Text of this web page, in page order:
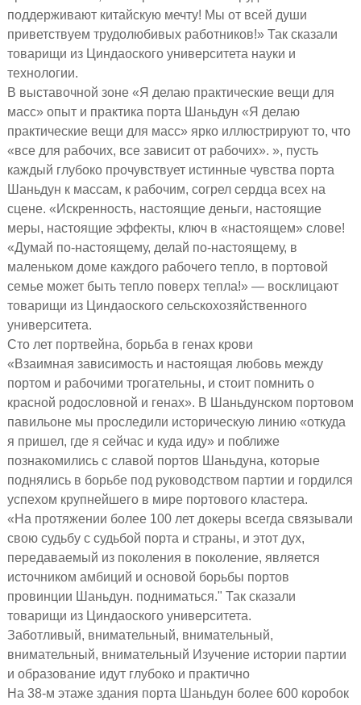
поддерживают китайскую мечту! Мы от всей души
приветствуем трудолюбивых работников!» Так сказали
товарищи из Циндаоского университета науки и
технологии.
В выставочной зоне «Я делаю практические вещи для
масс» опыт и практика порта Шаньдун «Я делаю
практические вещи для масс» ярко иллюстрируют то, что
«все для рабочих, все зависит от рабочих». », пусть
каждый глубоко прочувствует истинные чувства порта
Шаньдун к массам, к рабочим, согрел сердца всех на
сцене. «Искренность, настоящие деньги, настоящие
меры, настоящие эффекты, ключ в «настоящем» слове!
«Думай по-настоящему, делай по-настоящему, в
маленьком доме каждого рабочего тепло, в портовой
семье может быть тепло поверх тепла!» — восклицают
товарищи из Циндаоского сельскохозяйственного
университета.
Сто лет портвейна, борьба в генах крови
«Взаимная зависимость и настоящая любовь между
портом и рабочими трогательны, и стоит помнить о
красной родословной и генах». В Шаньдунском портовом
павильоне мы проследили историческую линию «откуда
я пришел, где я сейчас и куда иду» и поближе
познакомились с славой портов Шаньдуна, которые
поднялись в борьбе под руководством партии и гордился
успехом крупнейшего в мире портового кластера.
«На протяжении более 100 лет докеры всегда связывали
свою судьбу с судьбой порта и страны, и этот дух,
передаваемый из поколения в поколение, является
источником амбиций и основой борьбы портов
провинции Шаньдун. подниматься." Так сказали
товарищи из Циндаоского университета.
Заботливый, внимательный, внимательный,
внимательный, внимательный Изучение истории партии
и образование идут глубоко и практично
На 38-м этаже здания порта Шаньдун более 600 коробок